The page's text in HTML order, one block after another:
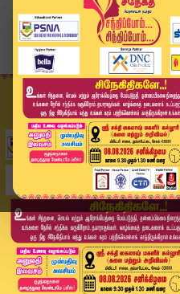
Home
வீடியோ ஸ்டோரி
கரூர் துயரம்.. ஆஜரான